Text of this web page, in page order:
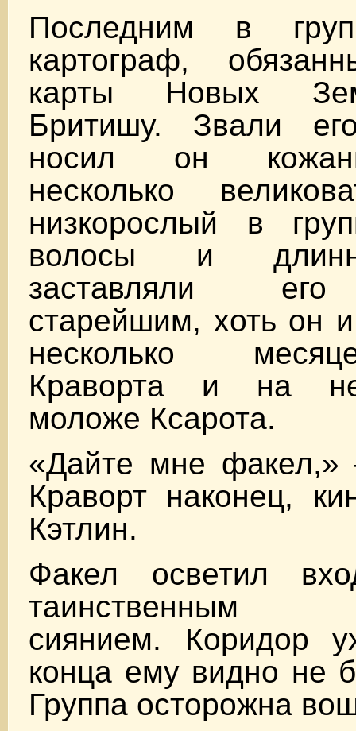
Последним в
картограф,
карты Новых
Бритишу. Звали
носил он
несколько
низкорослый в
волосы и
заставляли его
старейшим, хоть он
несколько
Краворта и на
моложе Ксарота.
«Дайте мне
Краворт наконец,
Кэтлин.
Факел осветил
таинственным
сиянием. Коридор
конца ему видно не
Группа осторожна